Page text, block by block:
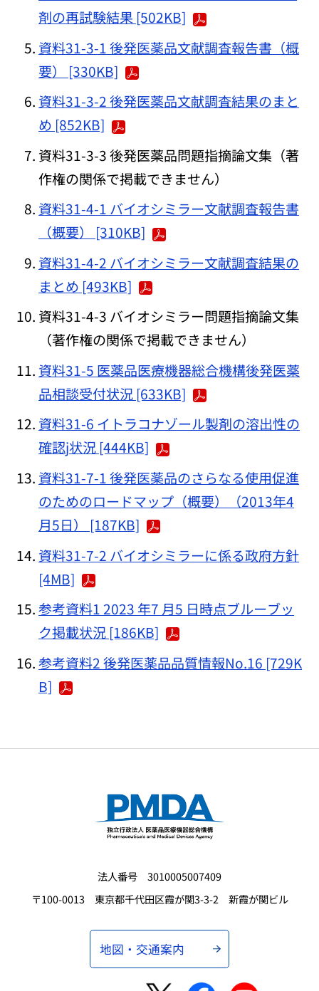
剤の再試験結果 [502KB]
資料31-3-1 後発医薬品文献調査報告書（概
要） [330KB]
資料31-3-2 後発医薬品文献調査結果のまと
め [852KB]
資料31-3-3 後発医薬品問題指摘論文集（著
作権の関係で掲載できません）
資料31-4-1 バイオシミラー文献調査報告書
（概要） [310KB]
資料31-4-2 バイオシミラー文献調査結果の
まとめ [493KB]
資料31-4-3 バイオシミラー問題指摘論文集
（著作権の関係で掲載できません）
資料31-5 医薬品医療機器総合機構後発医薬
品相談受付状況 [633KB]
資料31-6 イトラコナゾール製剤の溶出性の
確認j状況 [444KB]
資料31-7-1 後発医薬品のさらなる使用促進
のためのロードマップ（概要）（2013年4
月5日） [187KB]
資料31-7-2 バイオシミラーに係る政府方針
[4MB]
参考資料1 2023 年7 月5 日時点ブルーブッ
ク掲載状況 [186KB]
参考資料2 後発医薬品品質情報No.16 [729K
B]
法人番号 3010005007409
〒100-0013 東京都千代田区霞が関3-3-2 新霞が関ビル
地図・交通案内